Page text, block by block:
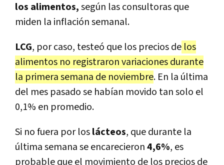
los alimentos,según las consultoras que
miden la inflación semanal.
LCG, por caso, testeó que los precios de los
alimentos no registraron variaciones durante
la primera semana de noviembre. En la última
del mes pasado se habían movido tan solo el
0,1% en promedio.
Si no fuera por loslácteos, que durante la
última semana se encarecieron4,6%, es
probable que el movimiento de los precios de